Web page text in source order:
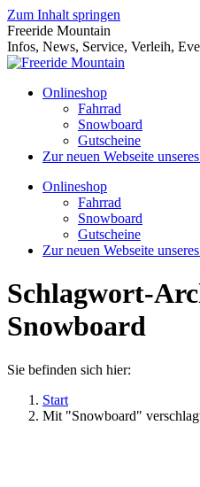
Zum Inhalt springen
Freeride Mountain
Infos, News, Service, Verleih,
Onlineshop
Fahrrad
Snowboard
Gutscheine
Zur neuen Webseite
Onlineshop
Fahrrad
Snowboard
Gutscheine
Zur neuen Webseite
Schlagwort-
Snowboard
Sie befinden sich hier:
Start
Mit "Snowboard"